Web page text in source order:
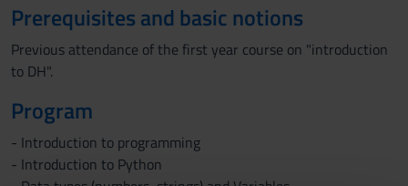
Prerequisites and basic notions
Previous attendance of the first year course on "introduction
to DH".
Program
- Introduction to programming
- Introduction to Python